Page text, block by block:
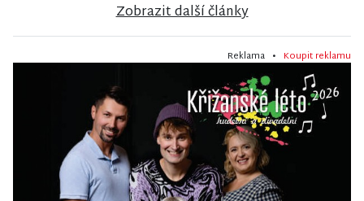
Zobrazit další články
Reklama • Koupit reklamu